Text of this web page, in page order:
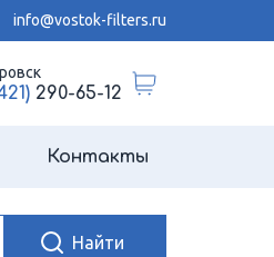
info@vostok-filters.ru
290-65-12
Контакты